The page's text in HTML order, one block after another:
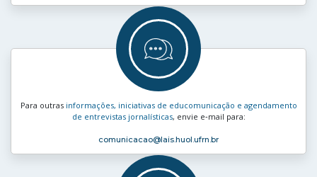
Para outras informações, iniciativas de educomunicação e agendamento
de entrevistas jornalísticas, envie e‑mail para:
comunicacao@lais.huol.ufrn.br